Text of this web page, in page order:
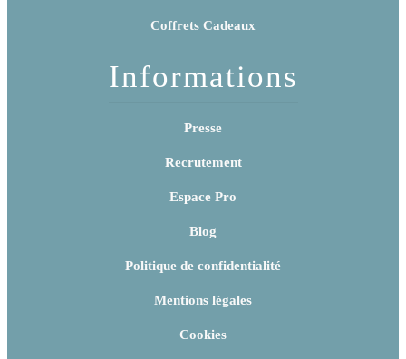
Coffrets Cadeaux
Informations
Presse
Recrutement
Espace Pro
Blog
Politique de confidentialité
Mentions légales
Cookies